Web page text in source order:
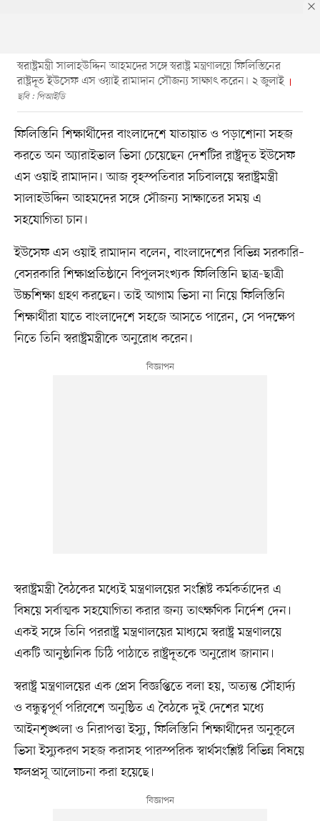
স্বরাষ্ট্রমন্ত্রী সালাহউদ্দিন আহমদের সঙ্গে স্বরাষ্ট্র মন্ত্রণালয়ে ফিলিস্তিনের
রাষ্ট্রদূত ইউসেফ এস ওয়াই রামাদান সৌজন্য সাক্ষাৎ করেন। ২ জুলাই
ছবি : পিআইডি
ফিলিস্তিনি শিক্ষার্থীদের বাংলাদেশে যাতায়াত ও পড়াশোনা সহজ
করতে অন অ্যারাইভাল ভিসা চেয়েছেন দেশটির রাষ্ট্রদূত ইউসেফ
এস ওয়াই রামাদান। আজ বৃহস্পতিবার সচিবালয়ে স্বরাষ্ট্রমন্ত্রী
সালাহউদ্দিন আহমদের সঙ্গে সৌজন্য সাক্ষাতের সময় এ
সহযোগিতা চান।
ইউসেফ এস ওয়াই রামাদান বলেন, বাংলাদেশের বিভিন্ন সরকারি–
বেসরকারি শিক্ষাপ্রতিষ্ঠানে বিপুলসংখ্যক ফিলিস্তিনি ছাত্র-ছাত্রী
উচ্চশিক্ষা গ্রহণ করছেন। তাই আগাম ভিসা না নিয়ে ফিলিস্তিনি
শিক্ষার্থীরা যাতে বাংলাদেশে সহজে আসতে পারেন, সে পদক্ষেপ
নিতে তিনি স্বরাষ্ট্রমন্ত্রীকে অনুরোধ করেন।
স্বরাষ্ট্রমন্ত্রী বৈঠকের মধ্যেই মন্ত্রণালয়ের সংশ্লিষ্ট কর্মকর্তাদের এ
বিষয়ে সর্বাত্মক সহযোগিতা করার জন্য তাৎক্ষণিক নির্দেশ দেন।
একই সঙ্গে তিনি পররাষ্ট্র মন্ত্রণালয়ের মাধ্যমে স্বরাষ্ট্র মন্ত্রণালয়ে
একটি আনুষ্ঠানিক চিঠি পাঠাতে রাষ্ট্রদূতকে অনুরোধ জানান।
স্বরাষ্ট্র মন্ত্রণালয়ের এক প্রেস বিজ্ঞপ্তিতে বলা হয়, অত্যন্ত সৌহার্দ্য
ও বন্ধুত্বপূর্ণ পরিবেশে অনুষ্ঠিত এ বৈঠকে দুই দেশের মধ্যে
আইনশৃঙ্খলা ও নিরাপত্তা ইস্যু, ফিলিস্তিনি শিক্ষার্থীদের অনুকূলে
ভিসা ইস্যুকরণ সহজ করাসহ পারস্পরিক স্বার্থসংশ্লিষ্ট বিভিন্ন বিষয়ে
ফলপ্রসূ আলোচনা করা হয়েছে।